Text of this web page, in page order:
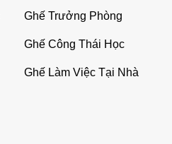
Ghế Trưởng Phòng
Ghế Công Thái Học
Ghế Làm Việc Tại Nhà